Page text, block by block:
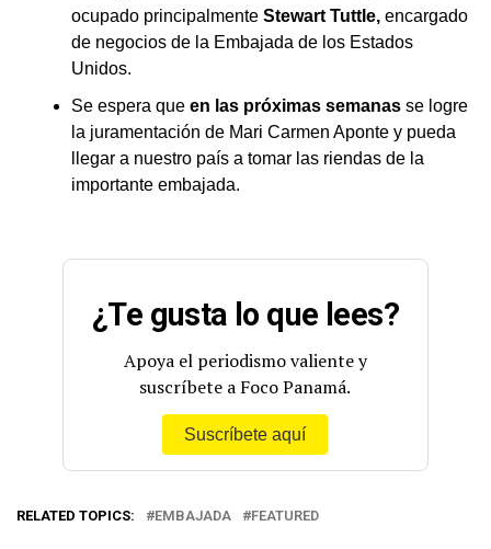
ocupado principalmente Stewart Tuttle, encargado
de negocios de la Embajada de los Estados
Unidos.
Se espera que en las próximas semanas se logre
la juramentación de Mari Carmen Aponte y pueda
llegar a nuestro país a tomar las riendas de la
importante embajada.
¿Te gusta lo que lees?
Apoya el periodismo valiente y
suscríbete a Foco Panamá.
Suscríbete aquí
RELATED TOPICS: EMBAJADA FEATURED